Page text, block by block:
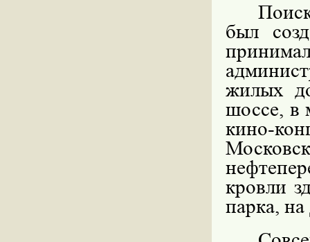
был
жилых
шоссе, в
кино-
кровли
парка,